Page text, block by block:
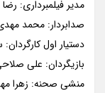
مدیر فیلمبرداری:
صدابردار: محمد
دستیار اول
بازیگردان: علی
منشی صحنه: زهرا